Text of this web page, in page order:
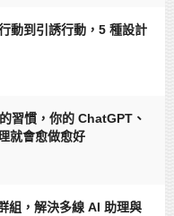
動到引誘行動，5 種設計
習慣，你的 ChatGPT、
就會愈做愈好
組，解決多線 AI 助理與